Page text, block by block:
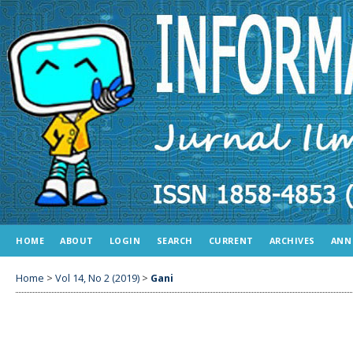
HOME ABOUT LOGIN SEARCH CURRENT ARCHIVES
Home > Vol 14, No 2 (2019) > Gani